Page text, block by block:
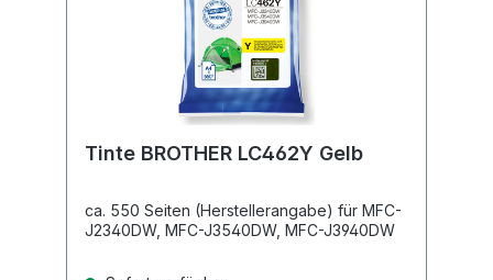
Tinte BROTHER LC462Y Gelb
ca. 550 Seiten (Herstellerangabe) für MFC-
J2340DW, MFC-J3540DW, MFC-J3940DW